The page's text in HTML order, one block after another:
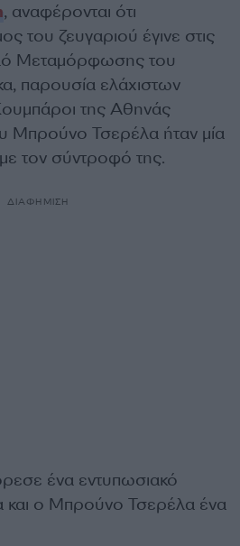
, αναφέρονται ότι
του ζευγαριού έγινε στις
Μεταμόρφωσης του
παρουσία ελάχιστων
της Αθηνάς
Μπρούνο Τσερέλα ήταν μία
τον σύντροφό της.
ΔΙΑΦΗΜΙΣΗ
ένα εντυπωσιακό
και ο Μπρούνο Τσερέλα ένα